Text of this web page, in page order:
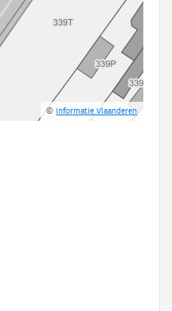
©Informatie Vlaanderen